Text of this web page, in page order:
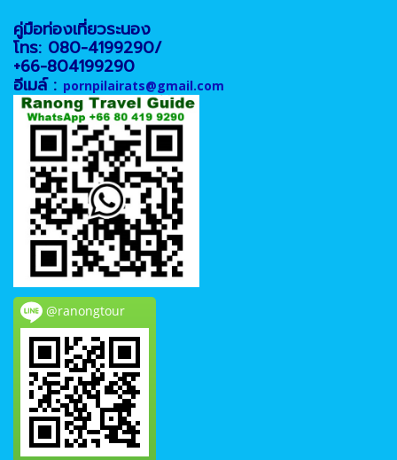
คู่มือท่องเที่ยวระนอง
โทร: 080-4199290/
+66-804199290
อีเมล์ : pornpilairats@gmail.com
@ranongtour